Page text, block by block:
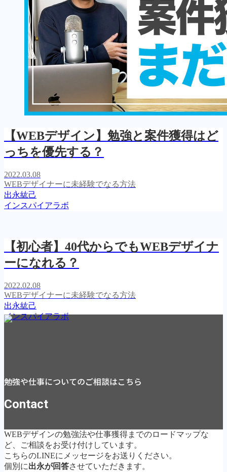
【WEBデザイン】勉強と案件獲得はど
っちを優先する？
2022.03.08
WEBデザイナーに未経験でなる方法
出永紘己
インスパイアラボ
【初心者】40代からでもWEBデザイナ
ーになれる？
2022.02.08
WEBデザイナーに未経験でなる方法
出永紘己
インスパイアラボ
勉強や仕事についてのご相談はこちら
Contact
WEBデザインの勉強法や仕事獲得までのロードマップな
ど、ご相談をお受け付けしています。
こちらのLINEにメッセージをお送りください。
個別に出永が回答させていただきます。